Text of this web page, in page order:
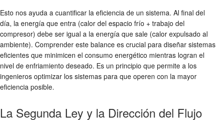
Esto nos ayuda a cuantificar la eficiencia de un sistema. Al final del
día, la energía que entra (calor del espacio frío + trabajo del
compresor) debe ser igual a la energía que sale (calor expulsado al
ambiente). Comprender este balance es crucial para diseñar sistemas
eficientes que minimicen el consumo energético mientras logran el
nivel de enfriamiento deseado. Es un principio que permite a los
ingenieros optimizar los sistemas para que operen con la mayor
eficiencia posible.
La Segunda Ley y la Dirección del Flujo